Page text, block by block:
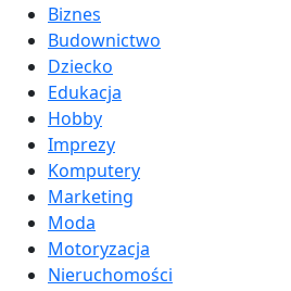
Biznes
Budownictwo
Dziecko
Edukacja
Hobby
Imprezy
Komputery
Marketing
Moda
Motoryzacja
Nieruchomości